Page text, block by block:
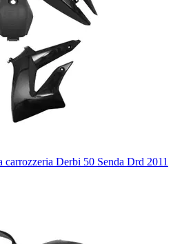
carrozzeria Derbi 50 Senda Drd 2011